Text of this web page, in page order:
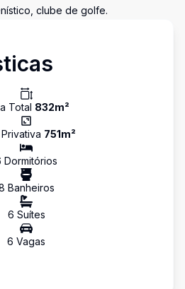
clube de golfe.
Total 832m²
751m²
Dormitórios
Banheiros
6 Suítes
6 Vagas